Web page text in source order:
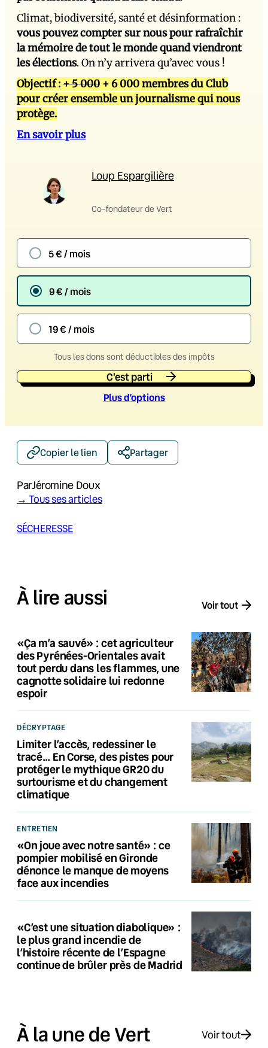
Climat, biodiversité, santé et désinformation :
vous pouvez compter sur nous pour rafraîchir
la mémoire de tout le monde quand viendront
les élections. On n’y arrivera qu’avec vous !
Objectif :+ 5 000 + 6 000 membres du Club
pour créer ensemble un journalisme qui nous
protège.
En savoir plus
Loup Espargilière
Co-fondateur de Vert
5 € / mois
9 € / mois
19 € / mois
Tous les dons sont déductibles des impôts
C'est parti
Plus d’options
Copier le lien Partager
ParJéromine Doux
→ Tous ses articles
SÉCHERESSE
À lire aussi Voir tout
«Ça m’a sauvé» : cet agriculteur
des Pyrénées-Orientales avait
tout perdu dans les flammes, une
cagnotte solidaire lui redonne
espoir
DÉCRYPTAGE
Limiter l’accès, redessiner le
tracé… En Corse, des pistes pour
protéger le mythique GR20 du
surtourisme et du changement
climatique
ENTRETIEN
«On joue avec notre santé» : ce
pompier mobilisé en Gironde
dénonce le manque de moyens
face aux incendies
«C’est une situation diabolique» :
le plus grand incendie de
l’histoire récente de l’Espagne
continue de brûler près de Madrid
À la une de Vert Voir tout